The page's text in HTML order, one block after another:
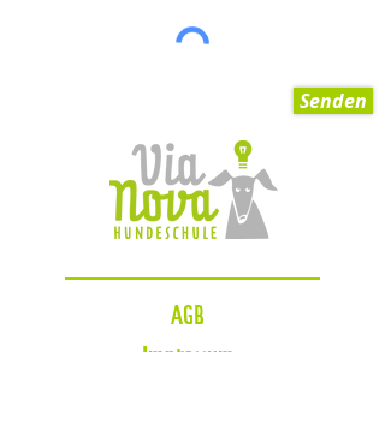
Senden
AGB
Impressum